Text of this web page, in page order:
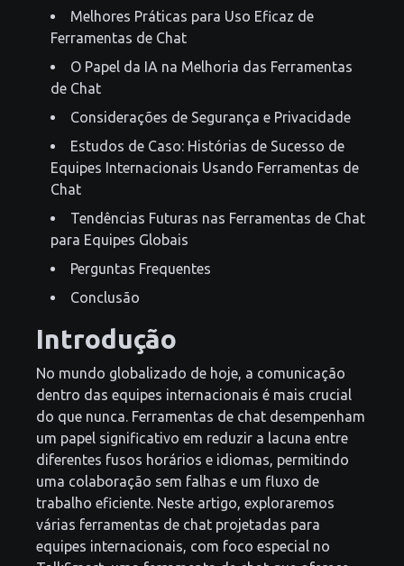
Melhores Práticas para Uso Eficaz de
Ferramentas de Chat
O Papel da IA na Melhoria das Ferramentas
de Chat
Considerações de Segurança e Privacidade
Estudos de Caso: Histórias de Sucesso de
Equipes Internacionais Usando Ferramentas de
Chat
Tendências Futuras nas Ferramentas de Chat
para Equipes Globais
Perguntas Frequentes
Conclusão
Introdução
No mundo globalizado de hoje, a comunicação
dentro das equipes internacionais é mais crucial
do que nunca. Ferramentas de chat desempenham
um papel significativo em reduzir a lacuna entre
diferentes fusos horários e idiomas, permitindo
uma colaboração sem falhas e um fluxo de
trabalho eficiente. Neste artigo, exploraremos
várias ferramentas de chat projetadas para
equipes internacionais, com foco especial no